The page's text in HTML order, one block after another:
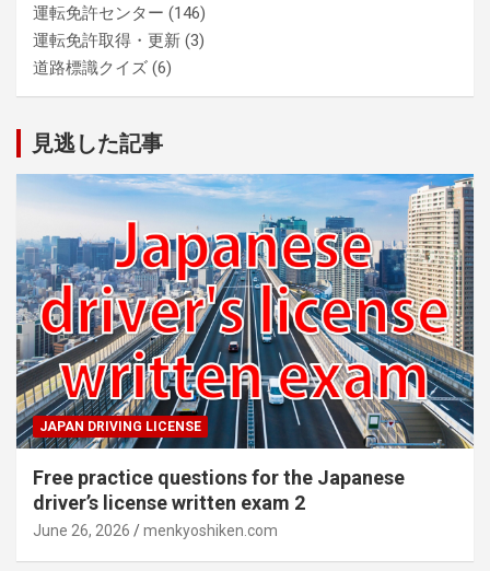
運転免許センター (146)
運転免許取得・更新 (3)
道路標識クイズ (6)
見逃した記事
JAPAN DRIVING LICENSE
Free practice questions for the Japanese
driver’s license written exam 2
June 26, 2026 menkyoshiken.com